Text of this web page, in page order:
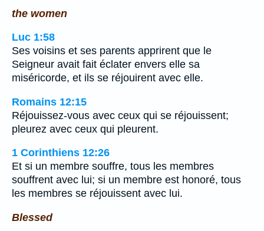
the women
Luc 1:58
Ses voisins et ses parents apprirent que le
Seigneur avait fait éclater envers elle sa
miséricorde, et ils se réjouirent avec elle.
Romains 12:15
Réjouissez-vous avec ceux qui se réjouissent;
pleurez avec ceux qui pleurent.
1 Corinthiens 12:26
Et si un membre souffre, tous les membres
souffrent avec lui; si un membre est honoré, tous
les membres se réjouissent avec lui.
Blessed